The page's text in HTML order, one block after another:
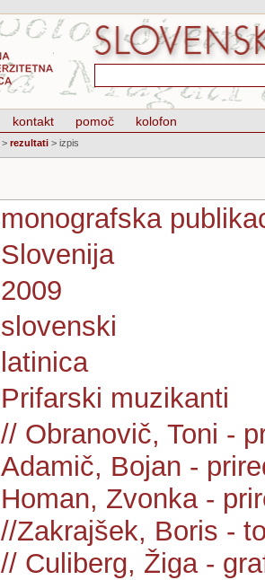
kontakt pomoč kolofon
> rezultati > izpis
monografska
Slovenija
2009
slovenski
latinica
Prifarski muzikanti
// Obranovič, Toni -
Adamič, Bojan -
Homan, Zvonka -
//Zakrajšek, Boris -
// Culiberg, Žiga -